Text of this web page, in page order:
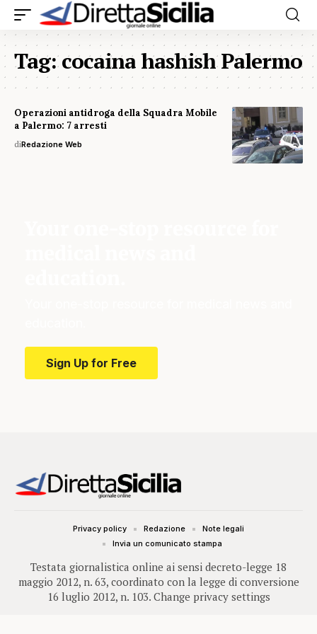
Tag:cocaina hashish Palermo
Operazioni antidroga della Squadra Mobile
a Palermo: 7 arresti
diRedazione Web
Sign Up for Free
Testata giornalistica online ai sensi decreto-legge 18
maggio 2012, n. 63, coordinato con la legge di conversione
16 luglio 2012, n. 103. Change privacy settings
Privacy policy Redazione
Note legali
Invia un comunicato stampa